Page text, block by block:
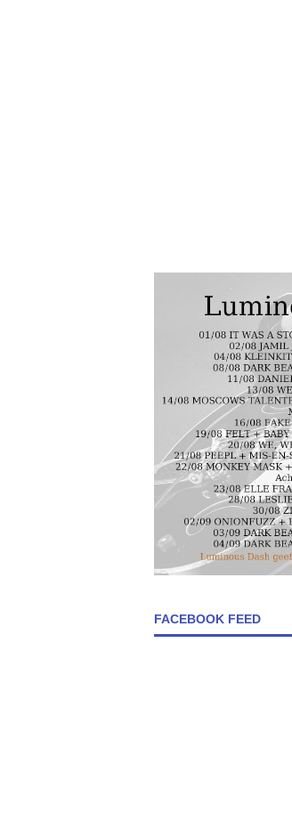
FACEBOOK FEED